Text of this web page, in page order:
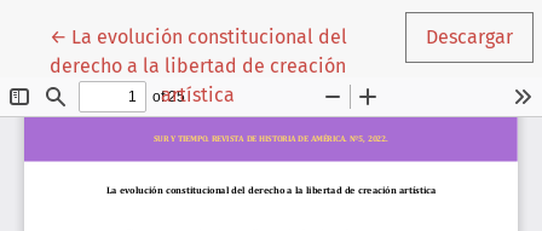
← Volver a los detalles del artículo
La evolución constitucional del
derecho a la libertad de creación
artística
Descargar